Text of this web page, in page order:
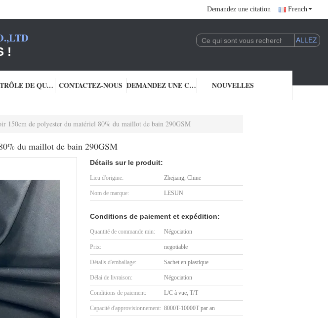
Demandez une citation French
!
CONTRÔLE DE QUALITÉ CONTACTEZ-NOUS DEMANDEZ UNE CITATION NOUVELLES
150cm de polyester du matériel 80% du maillot de bain 290GSM
du maillot de bain 290GSM
Détails sur le produit:
Lieu d'origine: Zhejiang, Chine
Nom de marque: LESUN
Conditions de paiement et expédition:
Quantité de commande min: Négociation
Prix: negotiable
Détails d'emballage: Sachet en plastique
Délai de livraison: Négociation
Conditions de paiement: L/C à vue, T/T
Capacité d'approvisionnement: 8000T-10000T par an